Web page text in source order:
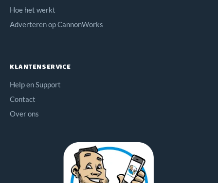
Hoe het werkt
Adverteren op CannonWorks
KLANTENSERVICE
Help en Support
Contact
Over ons